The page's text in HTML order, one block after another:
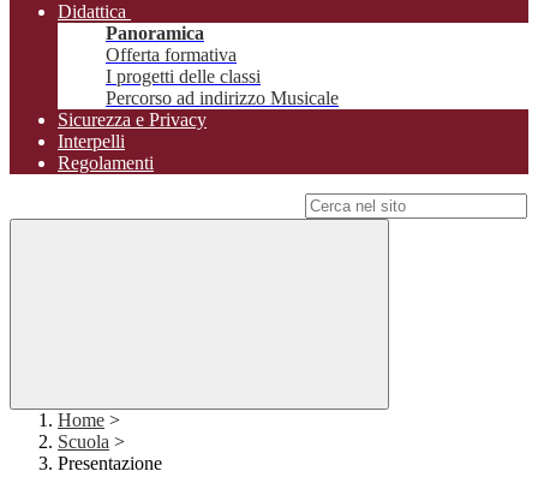
Didattica
Panoramica
Offerta formativa
I progetti delle classi
Percorso ad indirizzo Musicale
Sicurezza e Privacy
Interpelli
Regolamenti
Home >
Scuola >
Presentazione